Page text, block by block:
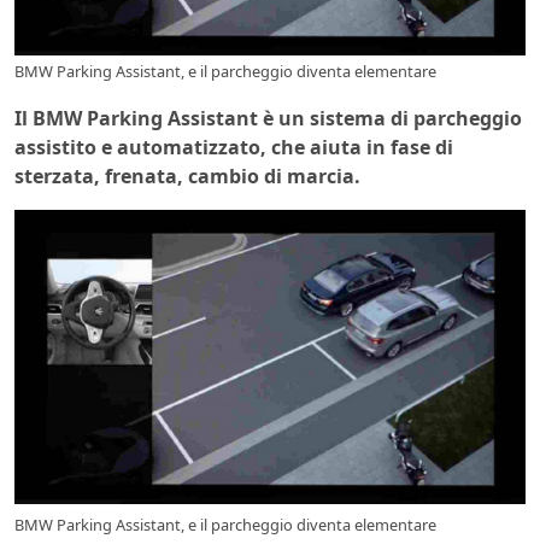
BMW Parking Assistant, e il parcheggio diventa elementare
Il BMW Parking Assistant è un sistema di parcheggio
assistito e automatizzato, che aiuta in fase di
sterzata, frenata, cambio di marcia.
BMW Parking Assistant, e il parcheggio diventa elementare